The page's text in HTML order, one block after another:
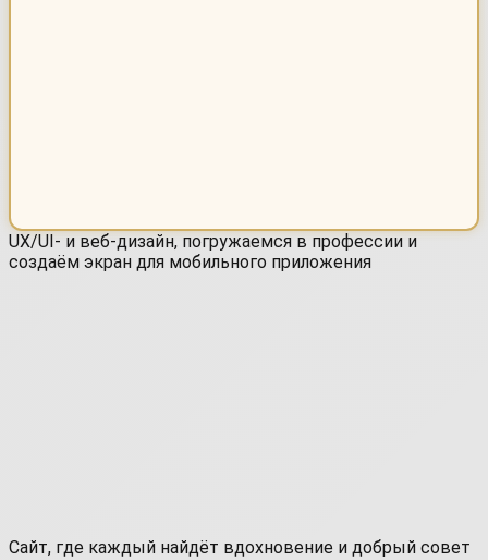
UX/UI- и веб-дизайн, погружаемся в профессии и
создаём экран для мобильного приложения
Сайт, где каждый найдёт вдохновение и добрый совет